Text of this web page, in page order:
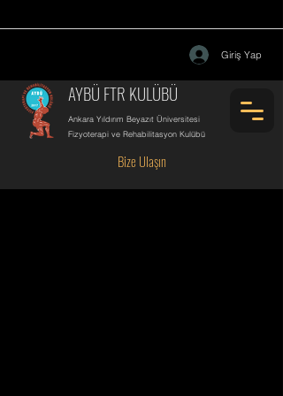
AYBÜ FTR KULÜBÜ
Ankara Yıldırım Beyazıt Üniversitesi
Fizyoterapi ve Rehabilitasyon Kulübü
Bize Ulaşın
Giriş Yap